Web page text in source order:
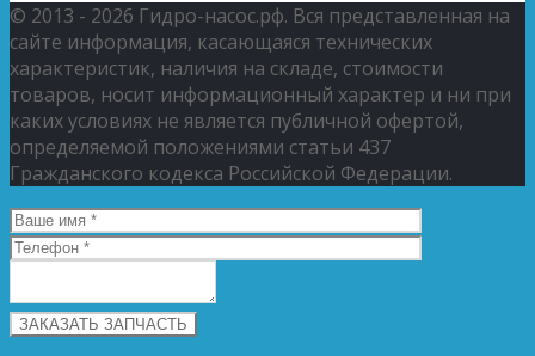
© 2013 - 2026 Гидро-насос.рф. Вся представленная на
сайте информация, касающаяся технических
характеристик, наличия на складе, стоимости
товаров, носит информационный характер и ни при
каких условиях не является публичной офертой,
определяемой положениями статьи 437
Гражданского кодекса Российской Федерации.